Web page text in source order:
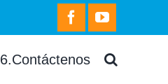
facebookyoutube
6.Contáctenos